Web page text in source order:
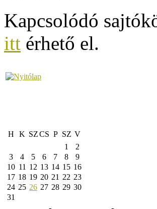
Kapcsolódó
itt érhető el.
H K SZCS P SZ V
1
2
3
4 5 6 7 8
9
10 11 12 13 14 15 16
17 18 19 20 21 22 23
24 25 26 27 28 29 30
31